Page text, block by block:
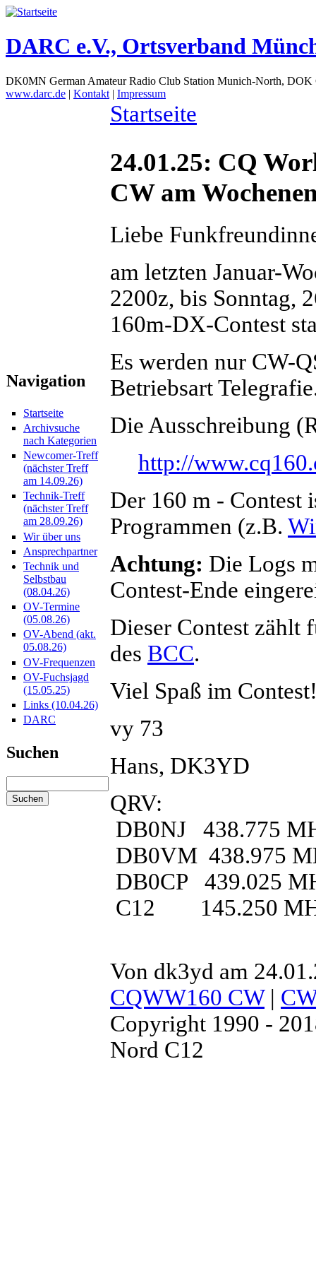
DARC e.V., Ortsverband
DK0MN German Amateur Radio Club Station Munich-North,
www.darc.de | Kontakt | Impressum
Navigation
Startseite
Archivsuche
nach Kategorien
Newcomer-Treff
(nächster Treff
am 14.09.26)
Technik-Treff
(nächster Treff
am 28.09.26)
Wir über uns
Ansprechpartner
Technik und
Selbstbau
(08.04.26)
OV-Termine
(05.08.26)
OV-Abend (akt.
05.08.26)
OV-Frequenzen
OV-Fuchsjagd
(15.05.25)
Links (10.04.26)
DARC
Suchen
Startseite
24.01.25: CQ
CW am
Liebe
am letzten Januar-
2200z, bis Sonntag,
160m-DX-Contest
Es werden nur CW-
Betriebsart
Die Ausschreibung
http://
Der 160 m - Contest
Programmen (z.B.
Achtung: Die Logs
Contest-Ende
Dieser Contest zählt
des BCC.
Viel Spaß im
vy 73
Hans, DK3YD
QRV:
DB0NJ 438.775
DB0VM 438.975
DB0CP 439.025
C12 145.250
Von dk3yd am
CQWW160 CW|
Copyright 1990 -
Nord C12